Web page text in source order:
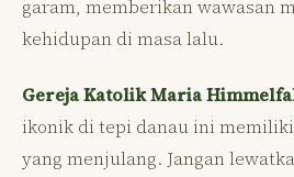
garam, memberikan wawasan
kehidupan di masa lalu.
Gereja Katolik Maria
ikonik di tepi danau ini
yang menjulang. Jangan